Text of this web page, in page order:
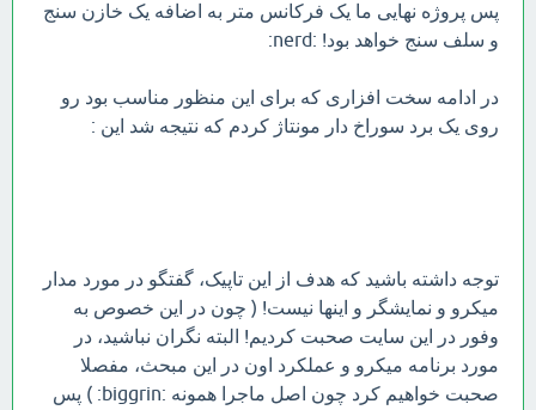
پس پروژه نهایی ما یک فرکانس متر به اضافه یک خازن سنج
و سلف سنج خواهد بود! :nerd:
در ادامه سخت افزاری که برای این منظور مناسب بود رو
روی یک برد سوراخ دار مونتاژ کردم که نتیجه شد این :
توجه داشته باشید که هدف از این تاپیک، گفتگو در مورد مدار
میکرو و نمایشگر و اینها نیست! ( چون در این خصوص به
وفور در این سایت صحبت کردیم! البته نگران نباشید، در
مورد برنامه میکرو و عملکرد اون در این مبحث، مفصلا
صحبت خواهیم کرد چون اصل ماجرا همونه :biggrin: ) پس